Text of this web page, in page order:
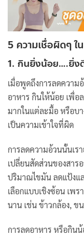
5 ความเชื่อผิดๆ ใ
1. กินยิ่งน้อย….ยิ่ง
เมื่อพูดถึงการลดควา
อาหาร กินให้น้อย เพื่อ
มากในแต่ละมื้อ หรือบา
เป็นความเข้าใจที่ผิด
การลดความอ้วนนั้นเร
เปลี่ยนสัดส่วนของสาร
ปริมาณไขมัน ลดแป้งแ
เลือกแบบเชิงซ้อน เพ
นาน เช่น ข้าวกล้อง, ข
การลดอาหาร หรือกิน